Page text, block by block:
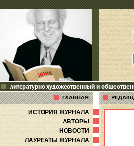
литературно-художественный и
ГЛАВНАЯ
ИСТОРИЯ ЖУРНАЛА
АВТОРЫ
НОВОСТИ
ЛАУРЕАТЫ ЖУРНАЛА